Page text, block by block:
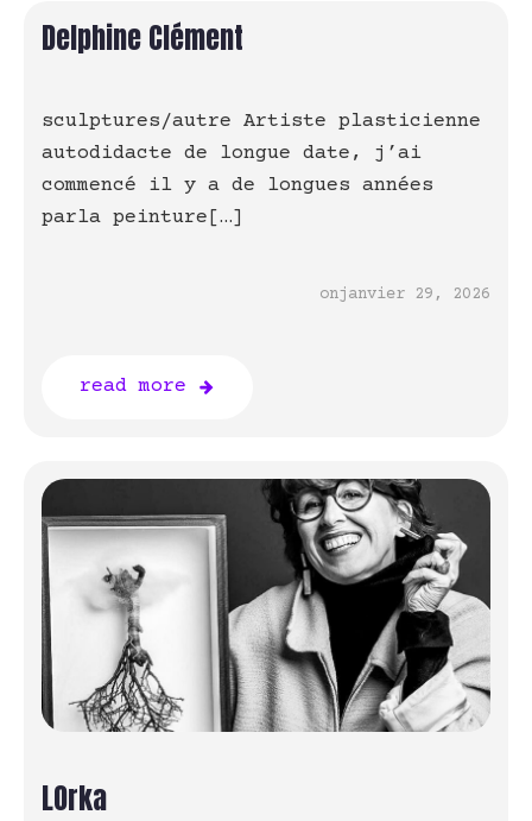
Delphine Clément
sculptures/autre Artiste plasticienne
autodidacte de longue date, j’ai
commencé il y a de longues années
parla peinture[…]
onjanvier 29, 2026
read more
LOrka